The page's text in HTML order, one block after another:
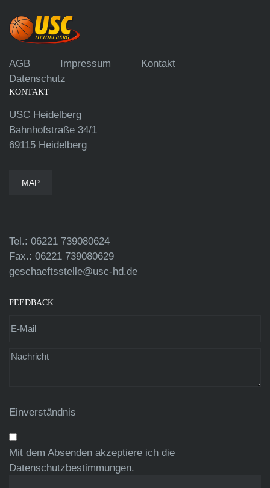
AGB Impressum
Kontakt
Datenschutz
KONTAKT
USC Heidelberg
Bahnhofstraße 34/1
69115 Heidelberg
MAP
Tel.: 06221 739080624
Fax.: 06221 739080629
geschaeftsstelle@usc-hd.de
FEEDBACK
Einverständnis
Mit dem Absenden akzeptiere ich die
Datenschutzbestimmungen.